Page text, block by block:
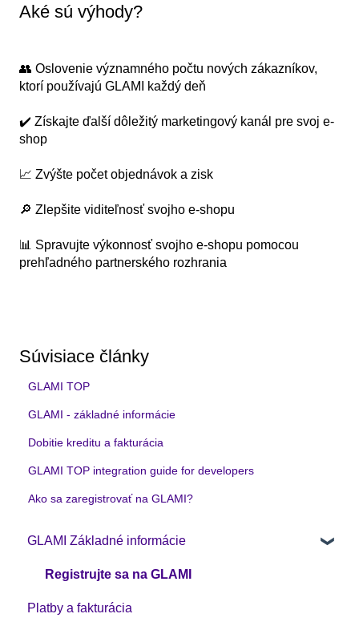
Aké sú výhody?
👥 Oslovenie významného počtu nových zákazníkov,
ktorí používajú GLAMI každý deň
✔️ Získajte ďalší dôležitý marketingový kanál pre svoj e-
shop
📈 Zvýšte počet objednávok a zisk
🔎 Zlepšite viditeľnosť svojho e-shopu
📊 Spravujte výkonnosť svojho e-shopu pomocou
prehľadného partnerského rozhrania
Súvisiace články
GLAMI TOP
GLAMI - základné informácie
Dobitie kreditu a fakturácia
GLAMI TOP integration guide for developers
Ako sa zaregistrovať na GLAMI?
GLAMI Základné informácie
Registrujte sa na GLAMI
Platby a fakturácia